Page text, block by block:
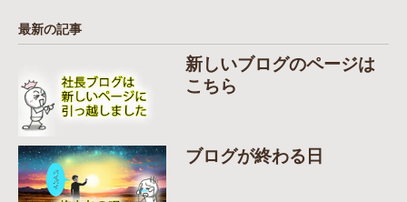
最新の記事
新しいブログのページは
こちら
ブログが終わる日